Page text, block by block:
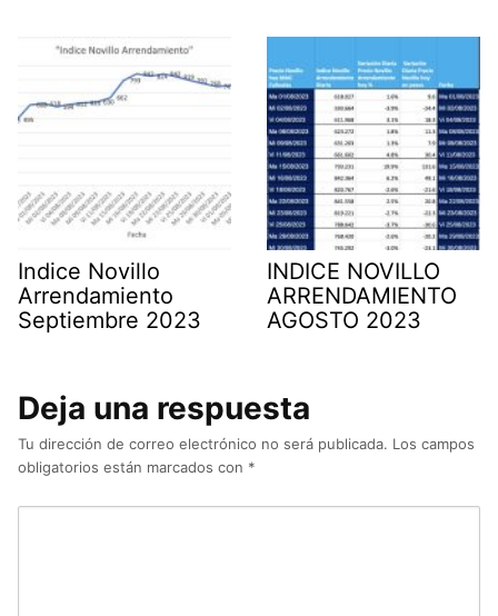
Indice Novillo
Arrendamiento
Septiembre 2023
INDICE NOVILLO
ARRENDAMIENTO
AGOSTO 2023
Deja una respuesta
Tu dirección de correo electrónico no será publicada. Los campos
obligatorios están marcados con *